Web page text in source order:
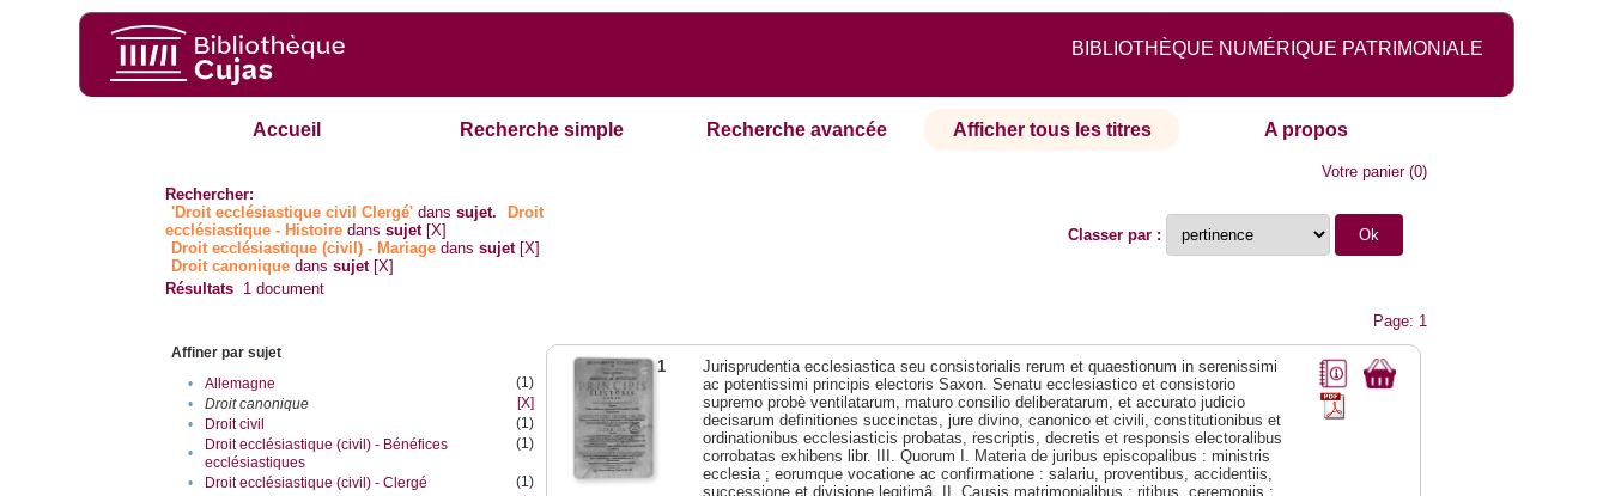
BIBLIOTHÈQUE NUMÉRIQUE PATRIMONIALE
Accueil Recherche simple Recherche avancée Afficher tous les titres A propos
Votre panier(0)
Rechercher:
'Droit ecclésiastique civil Clergé' danssujet.
Droit
ecclésiastique - Histoire danssujet [X]
Droit ecclésiastique (civil) - Mariage danssujet [X]
Droit canonique danssujet [X]
Classer par :
Résultats 1 document
Page: 1
Affiner par sujet
•
Allemagne
(1)
•
Droit canonique
[X]
•
Droit civil
(1)
•
Droit ecclésiastique (civil) - Bénéfices
ecclésiastiques
(1)
• Droit ecclésiastique (civil) - Clergé
(1)
1
Jurisprudentia ecclesiastica seu consistorialis rerum et quaestionum in serenissimi
ac potentissimi principis electoris Saxon. Senatu ecclesiastico et consistorio
supremo probè ventilatarum, maturo consilio deliberatarum, et accurato judicio
decisarum definitiones succinctas, jure divino, canonico et civili, constitutionibus et
ordinationibus ecclesiasticis probatas, rescriptis, decretis et responsis electoralibus
corrobatas exhibens libr. III. Quorum I. Materia de juribus episcopalibus : ministris
ecclesia ; eorumque vocatione ac confirmatione : salariu, proventibus, accidentiis,
successione et divisione legitimâ. II. Causis matrimonialibus : ritibus, ceremoniis :